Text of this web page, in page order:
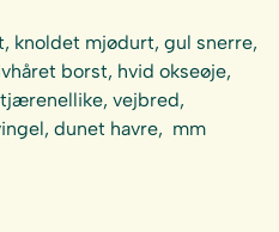
knoldet mjødurt, gul snerre,
borst, hvid okseøje,
vejbred,
dunet havre, mm